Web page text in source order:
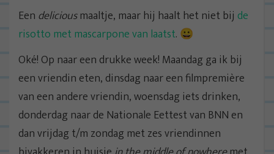
Een deliciousmaaltje, maar hij haalt het niet bij de
risotto met mascarpone van laatst. 😀
Oké! Op naar een drukke week! Maandag ga ik bij
een vriendin eten, dinsdag naar een filmpremière
van een andere vriendin, woensdag iets drinken,
donderdag naar de Nationale Eettest van BNN en
dan vrijdag t/m zondag met zes vriendinnen